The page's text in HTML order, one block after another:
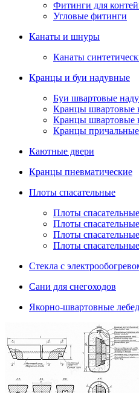
Фитинги для
Угловые фитинги
Канаты и шнуры
Канаты
Кранцы и буи надувные
Буи швартовые
Кранцы швартовые
Кранцы швартовые
Кранцы причальные
Каютные двери
Кранцы пневматические
Плоты спасательные
Плoты
Плоты
Плоты
Плоты
Стекла с
Сани для снегоходов
Якорно-швартовные